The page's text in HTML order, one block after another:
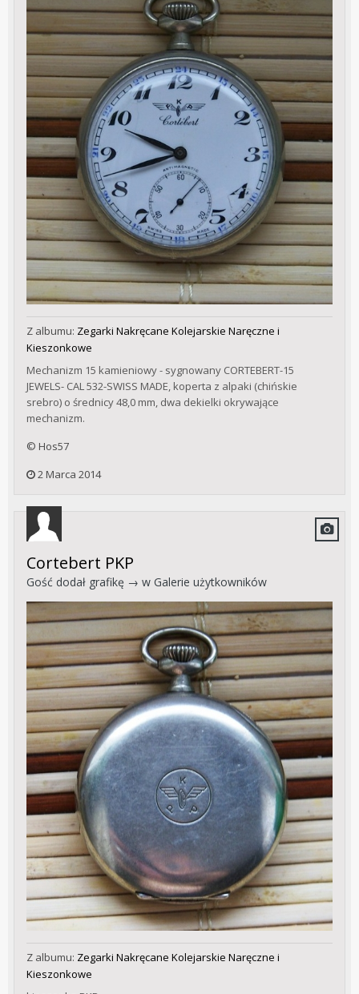
Z albumu: Zegarki Nakręcane Kolejarskie Naręczne i
Kieszonkowe
Mechanizm 15 kamieniowy - sygnowany CORTEBERT-15
JEWELS- CAL 532-SWISS MADE, koperta z alpaki (chińskie
srebro) o średnicy 48,0 mm, dwa dekielki okrywające
mechanizm.
© Hos57
2 Marca 2014
Cortebert PKP
Gość dodał grafikę → w Galerie użytkowników
Z albumu: Zegarki Nakręcane Kolejarskie Naręczne i
Kieszonkowe